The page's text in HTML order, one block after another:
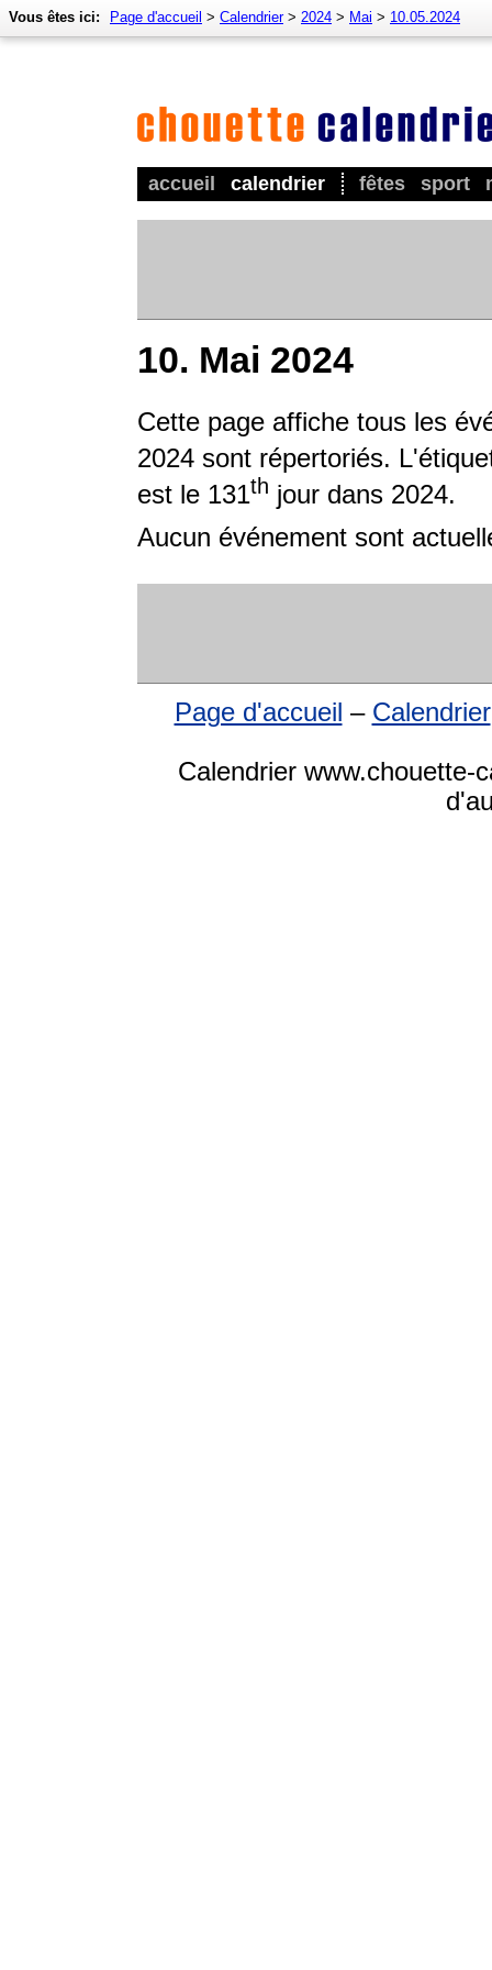
accueil calendrier fêtes sport
Vous êtes ici: Page d'accueil > Calendrier> 2024 > Mai > 10.05.2024
10. Mai 2024
Cette page affiche tous les
2024 sont répertoriés.
est le 131th jour dans 2024.
Aucun événement sont
Page d'accueil – Calendrier
Calendrier www.chouette-